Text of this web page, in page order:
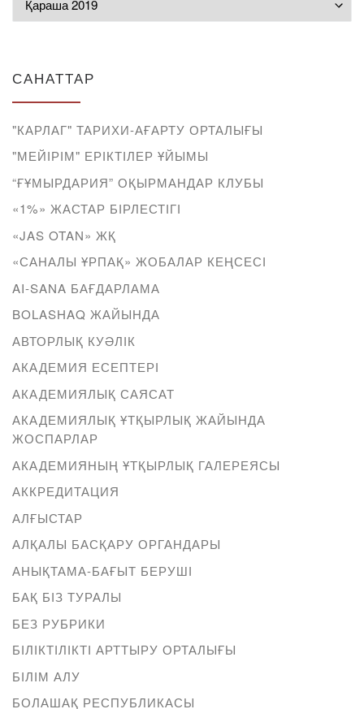
САНАТТАР
"КАРЛАГ" ТАРИХИ-АҒАРТУ ОРТАЛЫҒЫ
"МЕЙІРІМ" ЕРІКТІЛЕР ҰЙЫМЫ
“ҒҰМЫРДАРИЯ” ОҚЫРМАНДАР КЛУБЫ
«1%» ЖАСТАР БІРЛЕСТІГІ
«JAS OTAN» ЖҚ
«САНАЛЫ ҰРПАҚ» ЖОБАЛАР КЕҢСЕСІ
AI-SANA БАҒДАРЛАМА
BOLASHAQ ЖАЙЫНДА
АВТОРЛЫҚ КУӘЛІК
АКАДЕМИЯ ЕСЕПТЕРІ
АКАДЕМИЯЛЫҚ САЯСАТ
АКАДЕМИЯЛЫҚ ҰТҚЫРЛЫҚ ЖАЙЫНДА
ЖОСПАРЛАР
АКАДЕМИЯНЫҢ ҰТҚЫРЛЫҚ ГАЛЕРЕЯСЫ
АККРЕДИТАЦИЯ
АЛҒЫСТАР
АЛҚАЛЫ БАСҚАРУ ОРГАНДАРЫ
АНЫҚТАМА-БАҒЫТ БЕРУШІ
БАҚ БІЗ ТУРАЛЫ
БЕЗ РУБРИКИ
БІЛІКТІЛІКТІ АРТТЫРУ ОРТАЛЫҒЫ
БІЛІМ АЛУ
БОЛАШАҚ РЕСПУБЛИКАСЫ